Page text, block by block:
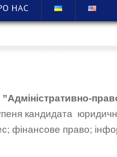
НАС
”Адміністративно-
кандидата
фінансове право;